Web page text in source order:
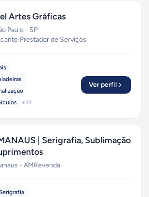
Artes Gráficas
Paulo - SP
·Prestador de Serviços
+34
Ver perfil
| Serigrafia, Sublimação
- AMRevenda